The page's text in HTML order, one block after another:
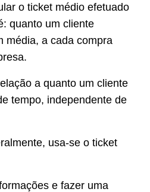
o ticket médio efetuado
quanto um cliente
média, a cada compra
a quanto um cliente
tempo, independente de
usa-se o ticket
e fazer uma